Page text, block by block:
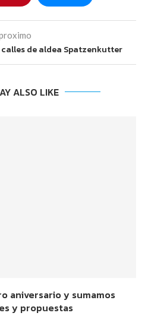
de aldea Spatzenkutter
ALSO LIKE
aniversario y sumamos
y propuestas